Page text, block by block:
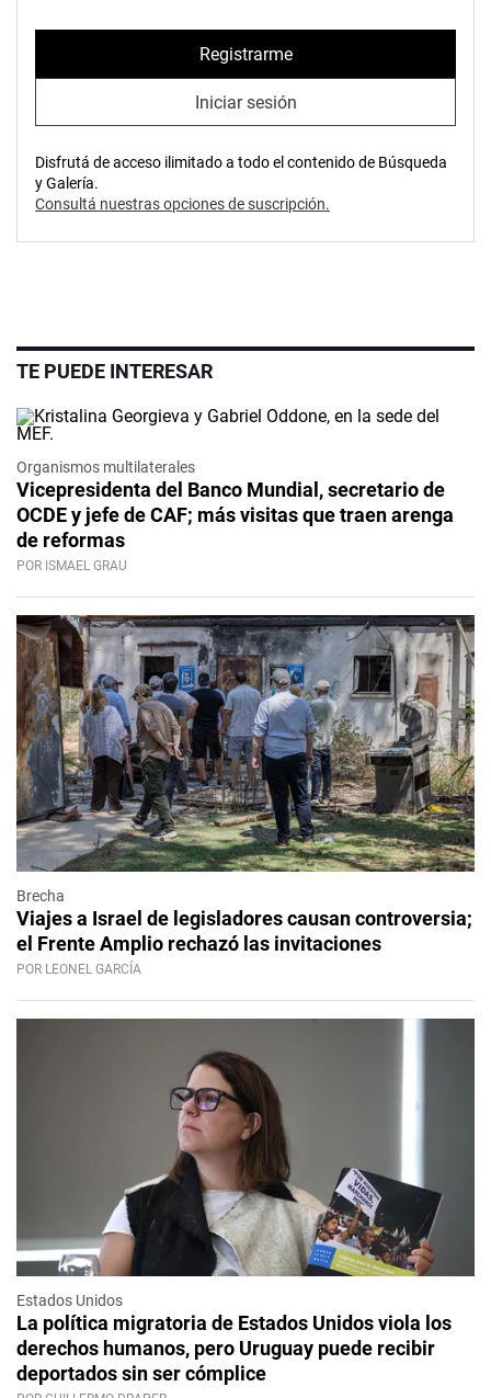
Registrarme
Iniciar sesión
Disfrutá de acceso ilimitado a todo el contenido de Búsqueda
y Galería.
Consultá nuestras opciones de suscripción.
TE PUEDE INTERESAR
Organismos multilaterales
Vicepresidenta del Banco Mundial, secretario de
OCDE y jefe de CAF; más visitas que traen arenga
de reformas
POR ISMAEL GRAU
Brecha
Viajes a Israel de legisladores causan controversia;
el Frente Amplio rechazó las invitaciones
POR LEONEL GARCÍA
Estados Unidos
La política migratoria de Estados Unidos viola los
derechos humanos, pero Uruguay puede recibir
deportados sin ser cómplice